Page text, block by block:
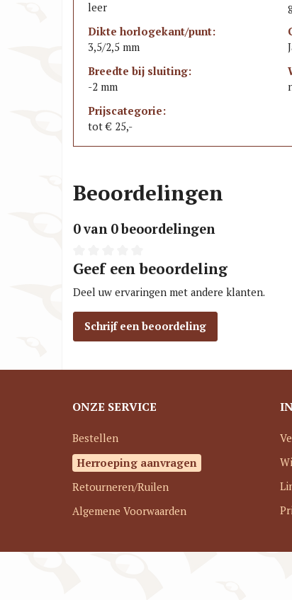
leer
Dikte horlogekant/punt:
3,5/2,5 mm
Breedte bij sluiting:
-2 mm
Prijscategorie:
tot € 25,-
Beoordelingen
0 van 0 beoordelingen
Geef een beoordeling
Deel uw ervaringen met andere klanten.
Schrijf een beoordeling
ONZE SERVICE
Bestellen
Herroeping aanvragen
Retourneren/Ruilen
Algemene Voorwaarden